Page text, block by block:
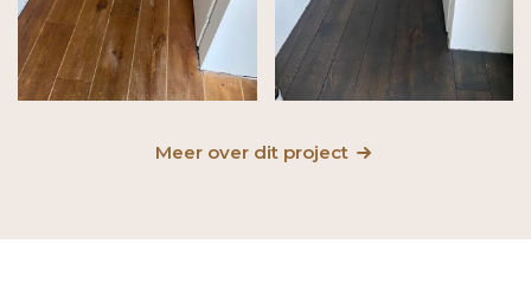
Meer over dit project